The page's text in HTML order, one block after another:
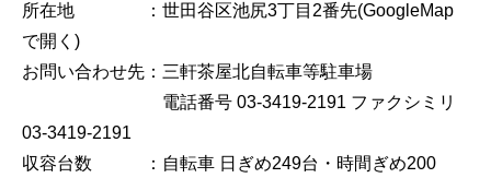
所在地 ：世田谷区池尻3丁目2番先(GoogleMap
で開く)
お問い合わせ先：三軒茶屋北自転車等駐車場
電話番号 03-3419-2191 ファクシミリ
03-3419-2191
収容台数 ：自転車 日ぎめ249台・時間ぎめ200